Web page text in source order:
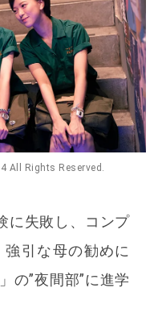
All Rights Reserved.
に失敗し、コンプ
引な母の勧めに
の”夜間部”に進学